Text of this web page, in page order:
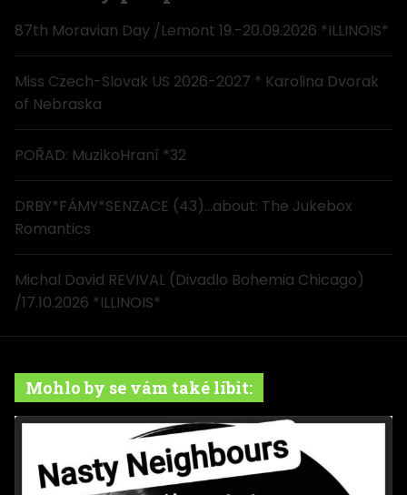
87th Moravian Day /Lemont 19.-20.09.2026 *ILLINOIS*
Miss Czech-Slovak US 2026-2027 * Karolina Dvorak
of Nebraska
POŘAD: MuzikoHraní *32
DRBY*FÁMY*SENZACE (43)…about: The Jukebox
Romantics
Michal David REVIVAL (Divadlo Bohemia Chicago)
/17.10.2026 *ILLINOIS*
Mohlo by se vám také líbit: